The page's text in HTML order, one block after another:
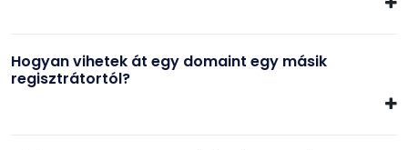
Hogyan vihetek át egy domaint egy másik
regisztrátortól?